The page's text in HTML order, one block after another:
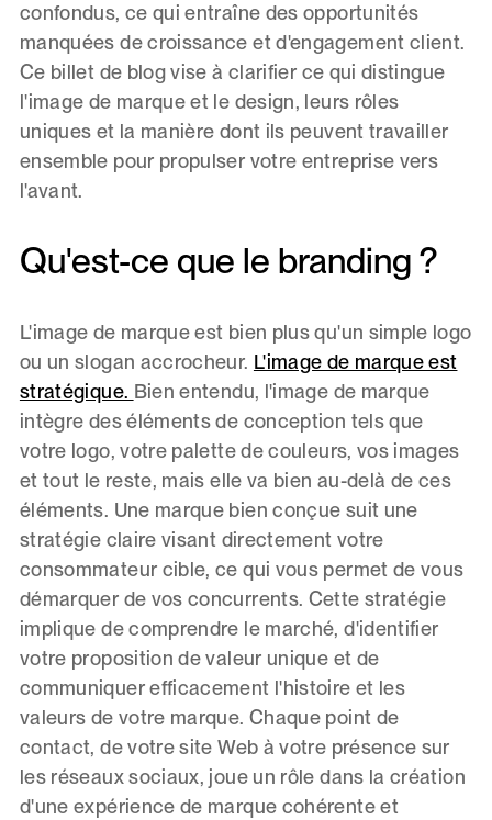
confondus, ce qui entraîne des opportunités
manquées de croissance et d'engagement client.
Ce billet de blog vise à clarifier ce qui distingue
l'image de marque et le design, leurs rôles
uniques et la manière dont ils peuvent travailler
ensemble pour propulser votre entreprise vers
l'avant.
Qu'est-ce que le branding ?
L'image de marque est bien plus qu'un simple logo
ou un slogan accrocheur. L'image de marque est
stratégique. Bien entendu, l'image de marque
intègre des éléments de conception tels que
votre logo, votre palette de couleurs, vos images
et tout le reste, mais elle va bien au-delà de ces
éléments. Une marque bien conçue suit une
stratégie claire visant directement votre
consommateur cible, ce qui vous permet de vous
démarquer de vos concurrents. Cette stratégie
implique de comprendre le marché, d'identifier
votre proposition de valeur unique et de
communiquer efficacement l'histoire et les
valeurs de votre marque. Chaque point de
contact, de votre site Web à votre présence sur
les réseaux sociaux, joue un rôle dans la création
d'une expérience de marque cohérente et